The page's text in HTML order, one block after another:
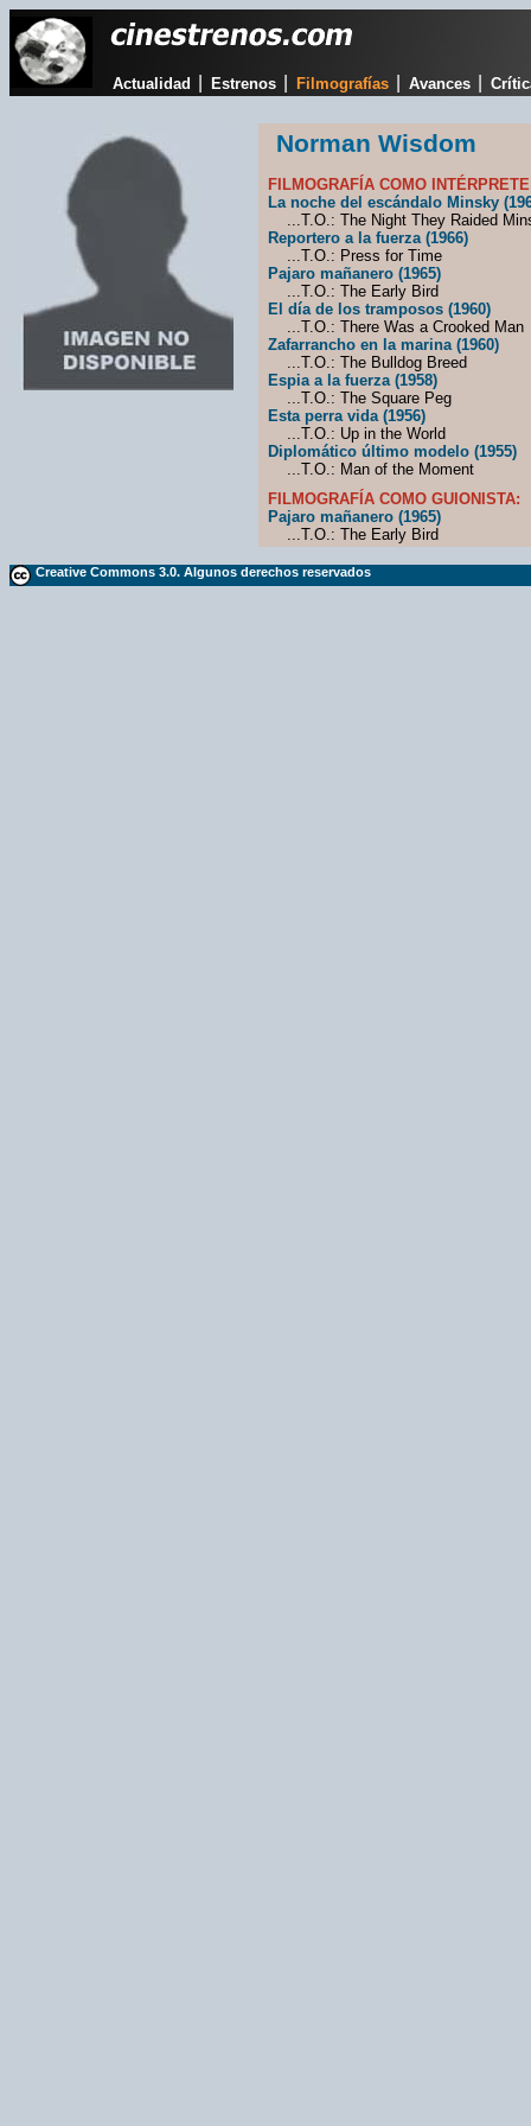
Actualidad Estrenos Filmografías Avances
Norman Wisdom
FILMOGRAFÍA COMO
La noche del escándalo Minsky
...T.O.: The Night They Raided
Reportero a la fuerza (1966)
...T.O.: Press for Time
Pajaro mañanero (1965)
...T.O.: The Early Bird
El día de los tramposos (1960)
...T.O.: There Was a Crooked Man
Zafarrancho en la marina (1960)
...T.O.: The Bulldog Breed
Espia a la fuerza (1958)
...T.O.: The Square Peg
Esta perra vida (1956)
...T.O.: Up in the World
Diplomático último modelo (1955)
...T.O.: Man of the Moment
FILMOGRAFÍA COMO GUIONISTA:
Pajaro mañanero (1965)
...T.O.: The Early Bird
Creative Commons 3.0. Algunos derechos reservados